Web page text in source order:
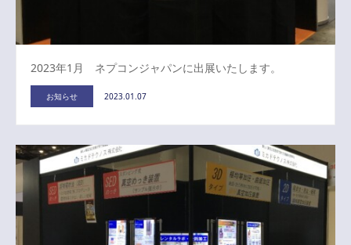
2023年1月 ネプコンジャパンに出展いたします。
お知らせ 2023.01.07